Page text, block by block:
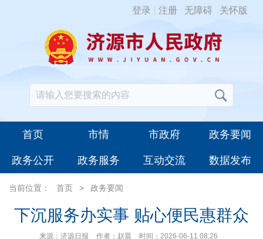
登录 注册 无障碍 关怀版
首页 市情 市政府 政务要闻
政务公开 政务服务 互动交流 数据发布
当前位置： 首页 > 政务要闻
下沉服务办实事 贴心便民惠群众
来源：济源日报 作者：赵晨 时间：2026-06-11 08:26